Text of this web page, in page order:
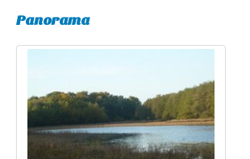
Panorama